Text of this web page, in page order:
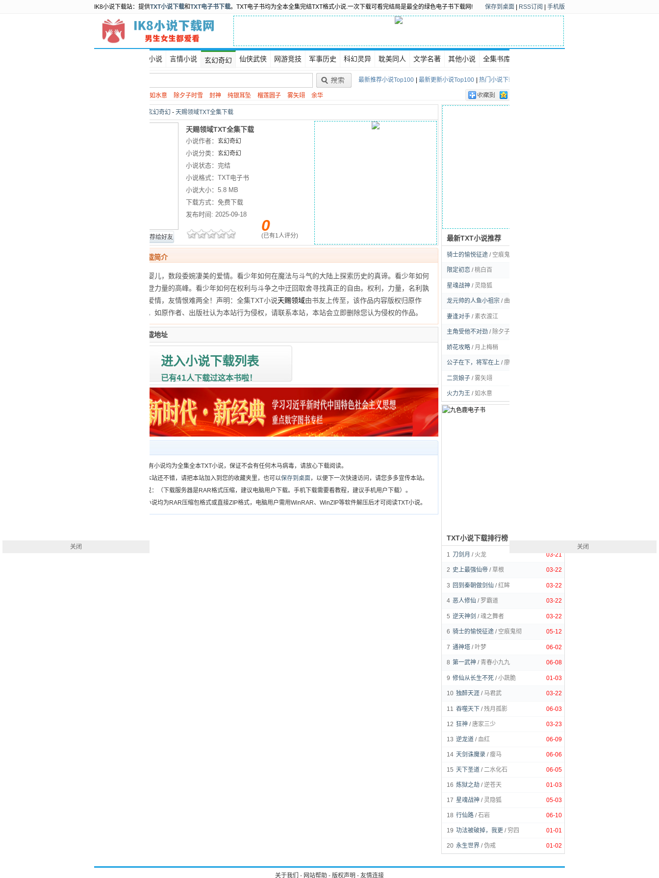
IK8小说下载站：提供TXT小说下载和TXT电子书下载。TXT电子书均为全本全集完结TXT格式小说.一次下载可看完结局是最全的绿色电子书下载网! 保存到桌面 RSS订阅 手机版
都市小说 言情小说 玄幻奇幻 仙侠武侠 网游竞技 军事历史 科幻灵异 耽美同人 文学名著 其他小说 全集书库
最新推荐小说Top100 最新更新小说Top100 热门小说下载Top100
如水意 除夕子时雪 封神 纯银耳坠 榴莲圆子 雾矢翊 余华
玄幻奇幻 - 天赐领域TXT全集下载
推荐给好友
天赐领域TXT全集下载
小说作者： 玄幻奇幻
小说分类： 玄幻奇幻
小说状态： 完结
小说格式： TXT电子书
小说大小： 5.8 MB
下载方式： 免费下载
发布时间: 2025-09-18
0
(已有1人评分) 最新TXT小说推荐
骑士的愉悦征途 / 空痕鬼彻
限定初恋 /桃白百
星魂战神 / 灵隐狐
龙元帅的人鱼小祖宗 / 曲流逸
妻逢对手 /素衣渡江
主角受他不对劲 / 除夕子时雪
娇花攻略 / 月上梅梢
公子在下，将军在上 /廖虫虫姑娘
二货娘子 /雾矢翊
火力为王 /如水意
天赐领域TXT下载简介
一个来历神秘的婴儿，数段委婉凄美的爱情。看少年如何在魔法与斗气的大陆上探索历史的真谛。看少年如何
克服种种困难攀登力量的高峰。看少年如何在权利与斗争之中迂回取舍寻找真正的自由。权利，力量，名利孰
重孰轻？亲情，爱情，友情恨难两全！声明：全集TXT小说天赐领域由书友上传至，该作品内容版权归原作
者、出版社所有。如原作者、出版社认为本站行为侵权，请联系本站，本站会立即删除您认为侵权的作品。
天赐领域TXT下载地址
进入小说下载列表
已有41人下载过这本书啦！
一、（www.）所有小说均为全集全本TXT小说，保证不会有任何木马病毒，请放心下载阅读。
二、如果您觉得本站还不错，请把本站加入到您的收藏夹里，也可以保存到桌面 ，以便下一次快速访问，请您多多宣传本站。
三、如何下载小说：（下载服务器是RAR格式压缩，建议电脑用户下载。手机下载需要看教程，建议手机用户下载）。
四、本站下载的小说均为RAR压缩包格式或直接ZIP格式，电脑用户需用WinRAR、WinZIP等软件解压后才可阅读TXT小说。
TXT小说下载排行榜
03-21
1 刀剑月 / 火龙
03-22
2 史上最强仙帝 /草根
03-22
3 回到秦朝做剑仙 /红眸
03-22
4 恶人修仙 / 罗霸道
03-22
5 逆天神剑 /魂之舞者
05-12
6 骑士的愉悦征途 / 空痕鬼彻
06-02
7 通神塔 / 叶梦
06-08
8 第一武神 /青春小九九
01-03
9 修仙从长生不死 /小蔬脆
03-22
10 独醉天涯 /马君武
06-03
11 吞噬天下 /残月孤影
03-23
12 狂神 /唐家三少
06-09
13 逆龙道 /血红
06-06
14 天剑诛魔录 /瘦马
06-05
15 天下圣道 /二水化石
01-03
16 炼狱之劫 /逆苍天
05-03
17 星魂战神 / 灵隐狐
06-10
18 行仙路 /石岩
01-01
19 功法被破掉，我更 / 穷四
01-02
20 永生世界 /伪戒
关于我们 - 网站帮助 - 版权声明 - 友情连接
关闭 关闭